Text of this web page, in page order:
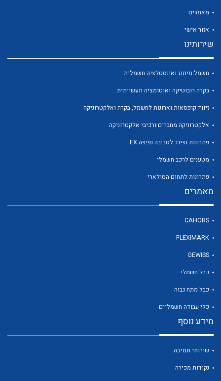
לכל מוצרי היצרן
לכל מוצרי היצרן
מאמרים
אזור אישי
שירותינו
חשמל מיתוג ואינסטלציה חשמלית
בקרה רובוטיקה ואוטומציה תעשייתית
זיווד קופסאות וארונות לחשמל, בקרה ואלקטרוניקה
אלקטרוניקה מחברים ורכיבי אלקטרוניקה
פתרונות וציוד לסביבה נפיצה EX
מטענים לרכב חשמלי
פתרונות לתחום הסולארי
מאמרים
CAHORS
FLEXIMARK
GEWISS
כבל חשמלי
כבל מתח גבוה
כלי עבודה חשמליים
מידע נוסף
שירותי תמיכה
נקודות מכירה